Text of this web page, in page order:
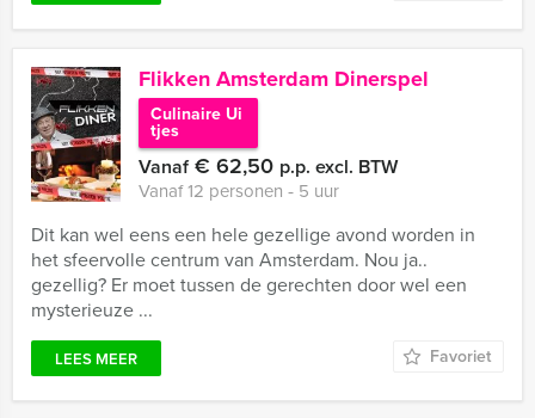
Flikken Amsterdam Dinerspel
Culinaire Ui
tjes
Vanaf€ 62,50 p.p. excl. BTW
Vanaf 12 personen ‐ 5 uur
Dit kan wel eens een hele gezellige avond worden in
het sfeervolle centrum van Amsterdam. Nou ja..
gezellig? Er moet tussen de gerechten door wel een
mysterieuze ...
LEES MEER Favoriet